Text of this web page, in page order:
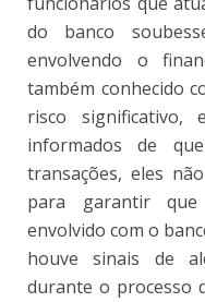
do banco
envolvendo o
também conhecido
risco significativo,
informados de
transações, eles
para garantir
envolvido com o
houve sinais de
durante o processo